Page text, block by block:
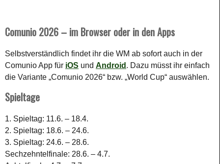
Comunio 2026 – im Browser oder in den Apps
Selbstverständlich findet ihr die WM ab sofort auch in der
Comunio App für iOS und Android . Dazu müsst ihr einfach
die Variante „Comunio 2026“ bzw. „World Cup“ auswählen.
Spieltage
1. Spieltag: 11.6. – 18.4.
2. Spieltag: 18.6. – 24.6.
3. Spieltag: 24.6. – 28.6.
Sechzehntelfinale: 28.6. – 4.7.